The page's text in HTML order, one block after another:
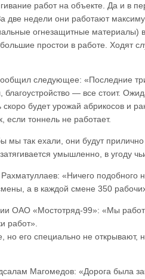
работ на объекте. Да и в
две недели они работают
огнезащитные материалы)
простои в работе. Ходят
следующее: «Последние
— все стоит.
будет урожай абрикосов и
если тоннель не работает.
так ехали, они будут
умышленно, в угоду
«Ничего подобного
а в каждой смене 350
ОАО «Мостотряд-99»: «Мы
работ».
его специально не открывают,
Магомедов: «Дорога была